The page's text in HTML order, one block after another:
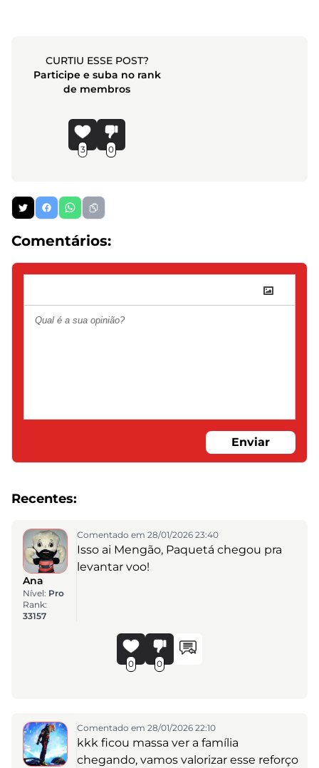
CURTIU ESSE POST?
Participe e suba no rank
de membros
3 0
Comentários:
Enviar
Recentes:
Ana
Nível: Pro
Rank:
33157
Comentado em 28/01/2026 23:40
Isso ai Mengão, Paquetá chegou pra
levantar voo!
0 0
Comentado em 28/01/2026 22:10
kkk ficou massa ver a família
chegando, vamos valorizar esse reforço